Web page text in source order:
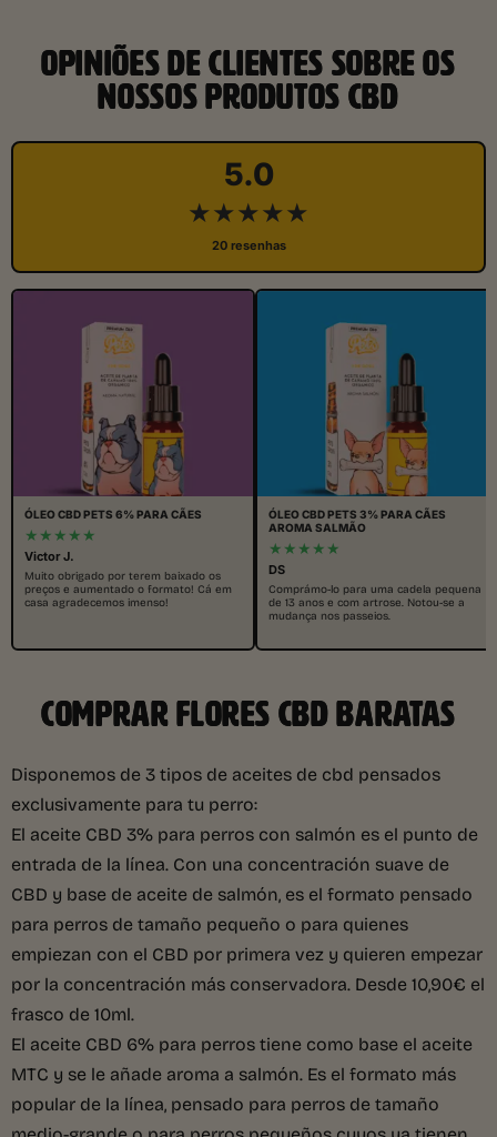
OPINIÕES DE CLIENTES SOBRE OS
NOSSOS PRODUTOS CBD
5.0
★★★★★
20 resenhas
ÓLEO CBD PETS 6% PARA CÃES
★★★★★
Victor J.
Muito obrigado por terem baixado os
preços e aumentado o formato! Cá em
casa agradecemos imenso!
ÓLEO CBD PETS 3% PARA CÃES
AROMA SALMÃO
★★★★★
DS
Comprámo-lo para uma cadela pequena
de 13 anos e com artrose. Notou-se a
mudança nos passeios.
COMPRAR FLORES CBD BARATAS
Disponemos de 3 tipos de aceites de cbd pensados
exclusivamente para tu perro:
El aceite CBD 3% para perros con salmón es el punto de
entrada de la línea. Con una concentración suave de
CBD y base de aceite de salmón, es el formato pensado
para perros de tamaño pequeño o para quienes
empiezan con el CBD por primera vez y quieren empezar
por la concentración más conservadora. Desde 10,90€ el
frasco de 10ml.
El aceite CBD 6% para perros tiene como base el aceite
MTC y se le añade aroma a salmón. Es el formato más
popular de la línea, pensado para perros de tamaño